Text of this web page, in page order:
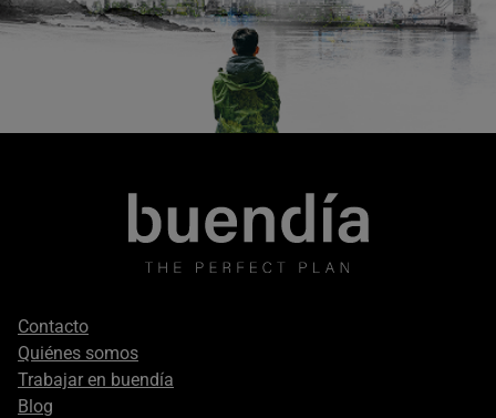
Footer
secondary
Contacto
Quiénes somos
Trabajar en buendía
Blog